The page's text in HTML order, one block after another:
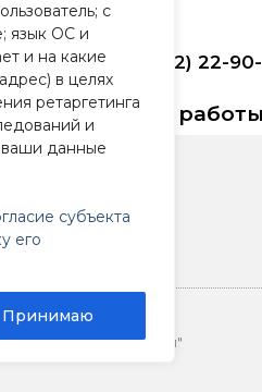
с
язык ОС и
и на какие
в целях
ретаргетинга
и
ваши данные
субъекта
его
Принимаю
+7 (4812) 22-
Режим
по хоккею с шайбой"